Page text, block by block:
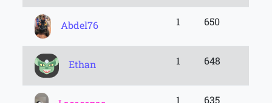
Abdel76 1 650
Ethan 1 648
1 635